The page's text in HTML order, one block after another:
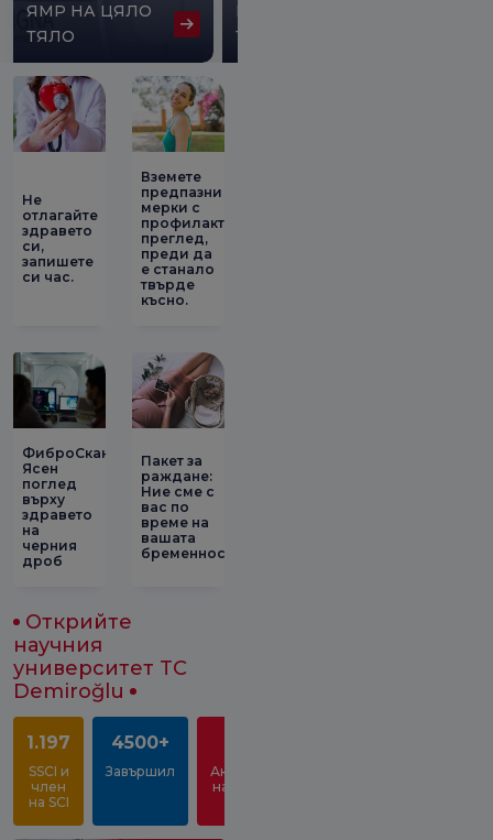
ЯМР НА ЦЯЛО
ТЯЛО
КОМПЮТЪРНА
ТОМОГРАФИЯ
Не
отлагайте
здравето
си,
запишете
си час.
Вземете
предпазни
мерки с
профилактичен
преглед,
преди да
е станало
твърде
късно.
ФиброСканиране:
Ясен
поглед
върху
здравето
на
черния
дроб
Пакет за
раждане:
Ние сме с
вас по
време на
вашата
бременност!
Открийте
научния
университет TC
Demiroğlu
1.197
SSCI и
член
на SCI
4500+
Завършил
Академици
на студент